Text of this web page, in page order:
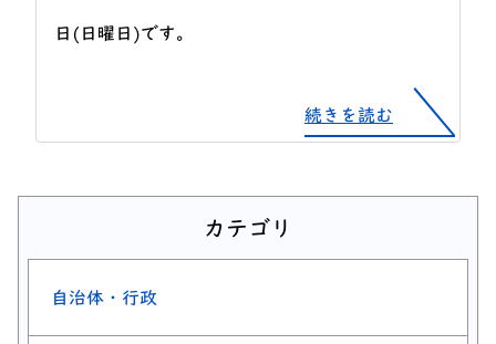
日(日曜日)です。
続きを読む
カテゴリ
自治体・行政